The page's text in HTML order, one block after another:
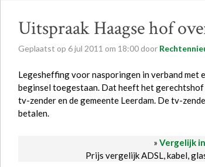
Uitspraak Haagse hof
Geplaatst op 6jul 2011 om 18:00 door
Legesheffing voor nasporingen in verband met
beginsel toegestaan. Dat heeft het gerechtshof
tv-zender en de gemeente Leerdam. De tv-
betalen.
» Vergelijk
Prijs vergelijk ADSL, kabel,